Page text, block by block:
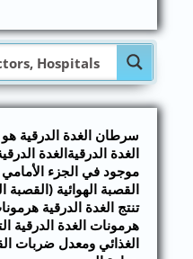
سرطان الغدة الدرقية
الغدة الدرقيةالغدة
موجود في الجزء
القصبة الهوائية (القصبة
تنتج الغدة الدرقية
هرمونات الغدة الدرقية
الغذائي ومعدل ضربات